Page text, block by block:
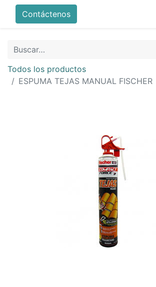
Contáctenos
Todos los productos
ESPUMA TEJAS MANUAL FISCHER